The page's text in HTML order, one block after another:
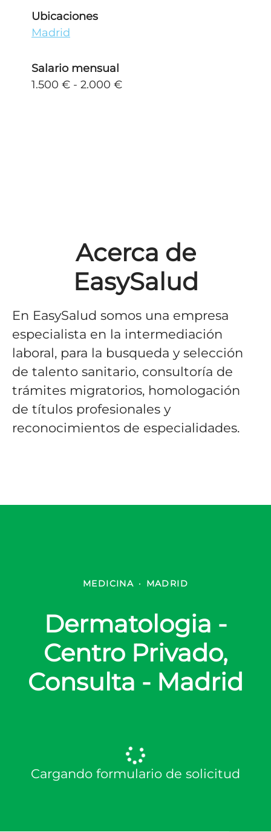
Ubicaciones
Madrid
Salario mensual
1.500 € - 2.000 €
Acerca de
EasySalud
En EasySalud somos una empresa
especialista en la intermediación
laboral, para la busqueda y selección
de talento sanitario, consultoría de
trámites migratorios, homologación
de títulos profesionales y
reconocimientos de especialidades.
MEDICINA · MADRID
Dermatologia -
Centro Privado,
Consulta - Madrid
Cargando formulario de solicitud